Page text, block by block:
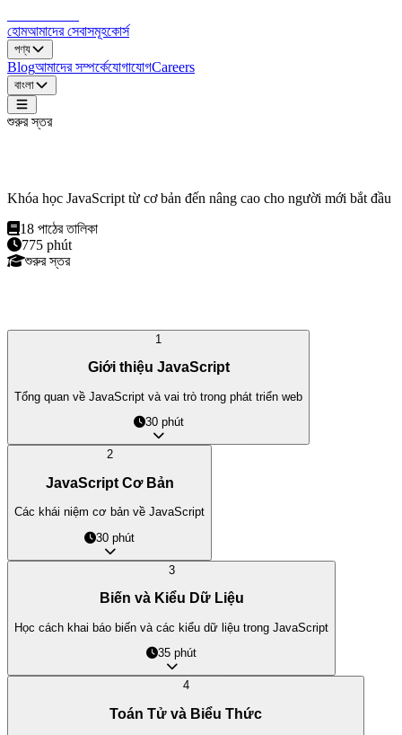
হোমআমাদের সেবাসমূহকোর্স
পণ্য
Blogআমাদের সম্পর্কেযোগাযোগCareers
বাংলা
শুরুর স্তর
Khóa học JavaScript từ cơ bản đến nâng cao cho người mới bắt đầu
18 পাঠের তালিকা
775 phút
শুরুর স্তর
1
Giới thiệu JavaScript
Tổng quan về JavaScript và vai trò trong phát triển web
30 phút
2
JavaScript Cơ Bản
Các khái niệm cơ bản về JavaScript
30 phút
3
Biến và Kiểu Dữ Liệu
Học cách khai báo biến và các kiểu dữ liệu trong JavaScript
35 phút
4
Toán Tử và Biểu Thức